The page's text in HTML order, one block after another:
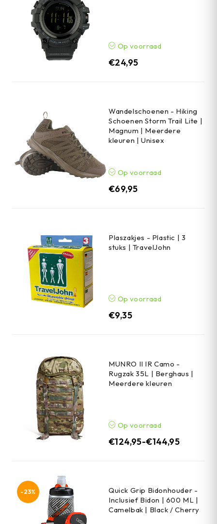
Op voorraad
€24,95
Wandelschoenen - Hiking
Schoenen Storm Trail Lite |
Magnum | Meerdere
kleuren | Unisex
Op voorraad
€69,95
Plaszakjes - Plastic | 3
stuks | TravelJohn
Op voorraad
€9,35
MUNRO II IR Camo -
Rugzak 35L | Berghaus |
Meerdere kleuren
Op voorraad
€124,95-€144,95
-23%
Quick Grip Bidonhouder -
Inclusief Bidon | 600 ML |
Camelbak | Black / Cherry